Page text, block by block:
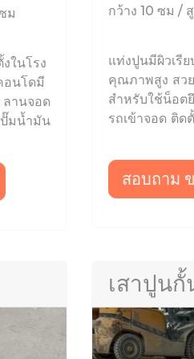
ม
ในโรง
อนโดมี
ลานจอด
ปั๊มน้ำมัน
กว้าง 10 ซม /
แท่งปูนมีผิวเรี
คุณภาพสูง สว
สำหรับใช้น็อต
รถเข้าจอด ติด
สอบถาม
เสาปูนกั้